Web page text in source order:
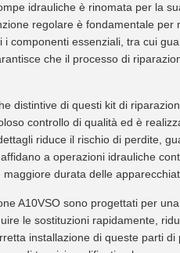
idrauliche è rinomata per la
regolare è fondamentale
i componenti essenziali, tra cui
che il processo di
distintive di questi kit di
controllo di qualità ed è
riduce il rischio di perdite,
a operazioni idrauliche
durata delle
A10VSO sono progettati per
le sostituzioni rapidamente,
installazione di queste parti